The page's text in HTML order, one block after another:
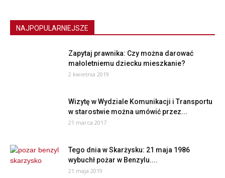
NAJPOPULARNIEJSZE
Zapytaj prawnika: Czy można darować
małoletniemu dziecku mieszkanie?
2 kwietnia 2019
Wizytę w Wydziale Komunikacji i Transportu
w starostwie można umówić przez...
21 marca 2017
Tego dnia w Skarżysku: 21 maja 1986
wybuchł pożar w Benzylu....
21 maja 2019